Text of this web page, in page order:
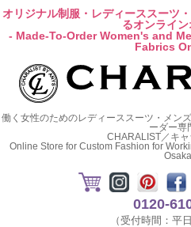
オリジナル制服・レディーススーツ
るオンライ
- Made-To-Order Women's and
Fabrics
働く女性のためのレディーススーツ・メン
ーダー専
CHARALIST／キ
Online Store for Custom Fashion for
Osaka
0120-
（受付時間：平